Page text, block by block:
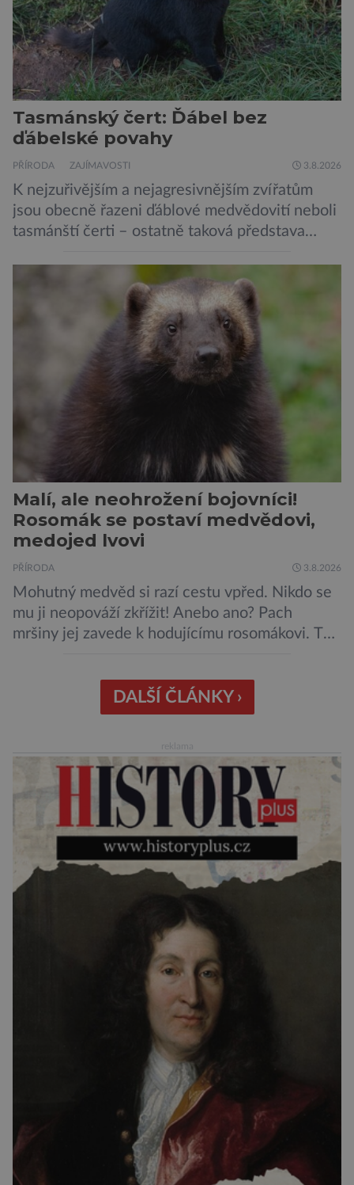
Tasmánský čert: Ďábel bez
ďábelské povahy
PŘÍRODA ZAJÍMAVOSTI 3.8.2026
K nejzuřivějším a nejagresivnějším zvířatům
jsou obecně řazeni ďáblové medvědovití neboli
tasmánští čerti – ostatně taková představa
vačnatci, vyskytující se dnes již výhradně na
ostrově Tasmánie, si však takovou nálepku
vůbec nezaslouží. Fakticky se totiž spíše než o
zákeřné a nebezpečné vzteklouny jedná o
plaché živočichy. Velikostně […]
Malí, ale neohrožení bojovníci!
Rosomák se postaví medvědovi,
medojed lvovi
PŘÍRODA 3.8.2026
Mohutný medvěd si razí cestu vpřed. Nikdo se
mu ji neopováží zkřížit! Anebo ano? Pach
mršiny jej zavede k hodujícímu rosomákovi. Ten
„lasice“ je odhodlána bránit svou kořist.
Nedosahují nijak impozantní velikosti, jde spíše
a […]
DALŠÍ ČLÁNKY ›